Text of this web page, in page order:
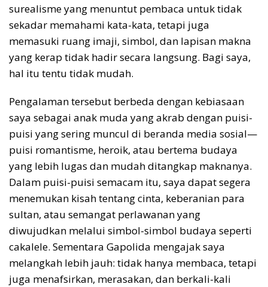
surealisme yang menuntut pembaca untuk tidak
sekadar memahami kata-kata, tetapi juga
memasuki ruang imaji, simbol, dan lapisan makna
yang kerap tidak hadir secara langsung. Bagi saya,
hal itu tentu tidak mudah.
Pengalaman tersebut berbeda dengan kebiasaan
saya sebagai anak muda yang akrab dengan puisi-
puisi yang sering muncul di beranda media sosial—
puisi romantisme, heroik, atau bertema budaya
yang lebih lugas dan mudah ditangkap maknanya.
Dalam puisi-puisi semacam itu, saya dapat segera
menemukan kisah tentang cinta, keberanian para
sultan, atau semangat perlawanan yang
diwujudkan melalui simbol-simbol budaya seperti
cakalele. Sementara Gapolida mengajak saya
melangkah lebih jauh: tidak hanya membaca, tetapi
juga menafsirkan, merasakan, dan berkali-kali